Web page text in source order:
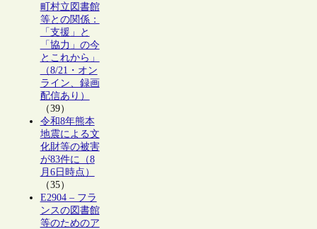
町村立図書館
等との関係：
「支援」と
「協力」の今
とこれから」
（8/21・オン
ライン、録画
配信あり）
（39）
令和8年熊本
地震による文
化財等の被害
が83件に（8
月6日時点）
（35）
E2904 – フラ
ンスの図書館
等のためのア